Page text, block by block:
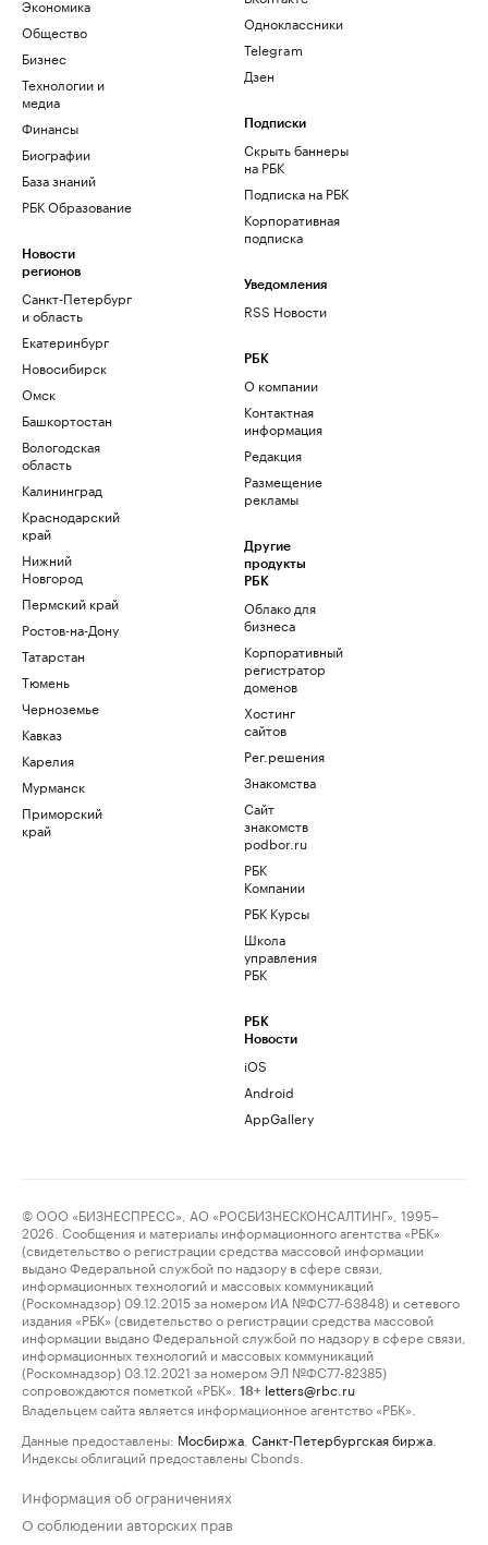
Экономика
Общество
Бизнес
Технологии и
медиа
Финансы
Биографии
База знаний
РБК Образование
Новости
регионов
Санкт-Петербург
и область
Екатеринбург
Новосибирск
Омск
Башкортостан
Вологодская
область
Калининград
Краснодарский
край
Нижний
Новгород
Пермский край
Ростов-на-Дону
Татарстан
Тюмень
Черноземье
Кавказ
Карелия
Мурманск
Приморский
край
Одноклассники
Telegram
Дзен
Подписки
Скрыть баннеры
на РБК
Подписка на РБК
Корпоративная
подписка
Уведомления
RSS Новости
РБК
О компании
Контактная
информация
Редакция
Размещение
рекламы
Другие
продукты
РБК
Облако для
бизнеса
Корпоративный
регистратор
доменов
Хостинг
сайтов
Рег.решения
Знакомства
Сайт
знакомств
podbor.ru
РБК
Компании
РБК Курсы
Школа
управления
РБК
РБК
Новости
iOS
Android
AppGallery
© ООО «БИЗНЕСПРЕСС», АО «РОСБИЗНЕСКОНСАЛТИНГ», 1995–
2026. Сообщения и материалы информационного агентства «РБК»
(свидетельство о регистрации средства массовой информации
выдано Федеральной службой по надзору в сфере связи,
информационных технологий и массовых коммуникаций
(Роскомнадзор) 09.12.2015 за номером ИА №ФС77-63848) и сетевого
издания «РБК» (свидетельство о регистрации средства массовой
информации выдано Федеральной службой по надзору в сфере связи,
информационных технологий и массовых коммуникаций
(Роскомнадзор) 03.12.2021 за номером ЭЛ №ФС77-82385)
сопровождаются пометкой «РБК».
18+ letters@rbc.ru
Владельцем сайта является информационное агентство «РБК».
Данные предоставлены: Мосбиржа Санкт-Петербургская биржа
Индексы облигаций предоставлены Cbonds.
Информация об ограничениях
О соблюдении авторских прав